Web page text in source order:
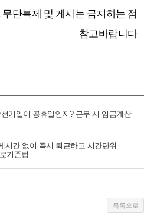
무단복제 및 게시는 금지하는 점
참고바랍니다
선거일이 공휴일인지? 근무 시 임금계산
시간 없이 즉시 퇴근하고 시간단위
기준법 ...